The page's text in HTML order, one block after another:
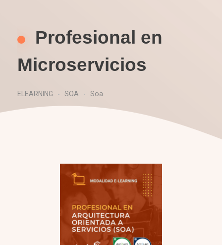
Profesional en
Microservicios
ELEARNING SOA Soa